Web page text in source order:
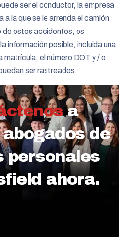
ser el conductor, la empresa
a la que se le arrenda el camión.
de estos accidentes, es
información posible, incluida una
matrícula, el número DOT y / o
ser rastreados.
a
de
personales
ahora.